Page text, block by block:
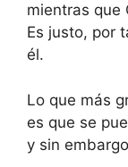
mientras que
Es justo, por
él.
Lo que más
es que se
y sin